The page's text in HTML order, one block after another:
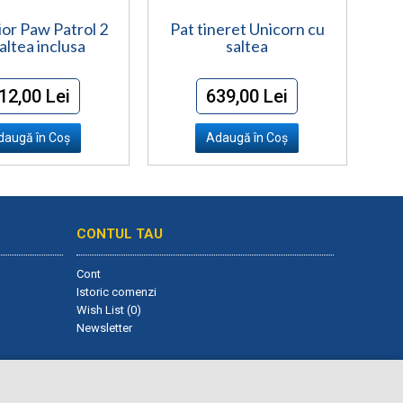
Paw Patrol 2
inclusa
Lei
în Coş
Pat tineret Unicorn cu
saltea
639,00 Lei
Adaugă în Coş
CONTUL TAU
Cont
Istoric comenzi
Wish List (0)
Newsletter